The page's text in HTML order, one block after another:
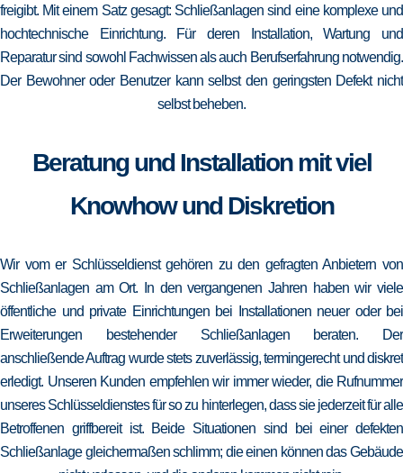
freigibt. Mit einem Satz gesagt: Schließanlagen sind eine komplexe und
hochtechnische Einrichtung. Für deren Installation, Wartung und
Reparatur sind sowohl Fachwissen als auch Berufserfahrung notwendig.
Der Bewohner oder Benutzer kann selbst den geringsten Defekt nicht
selbst beheben.
Beratung und Installation mit viel
Knowhow und Diskretion
Wir vom er Schlüsseldienst gehören zu den gefragten Anbietern von
Schließanlagen am Ort. In den vergangenen Jahren haben wir viele
öffentliche und private Einrichtungen bei Installationen neuer oder bei
Erweiterungen bestehender Schließanlagen beraten. Der
anschließende Auftrag wurde stets zuverlässig, termingerecht und diskret
erledigt. Unseren Kunden empfehlen wir immer wieder, die Rufnummer
unseres Schlüsseldienstes für so zu hinterlegen, dass sie jederzeit für alle
Betroffenen griffbereit ist. Beide Situationen sind bei einer defekten
Schließanlage gleichermaßen schlimm; die einen können das Gebäude